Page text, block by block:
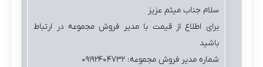
سلام جناب میثم عزیز
برای اطلاع از قیمت با مدیر فروش مجموعه در ارتباط
باشید
شماره مدیر فروش مجموعه: ۰۹۱۹۲۴۰۴۷۳۲